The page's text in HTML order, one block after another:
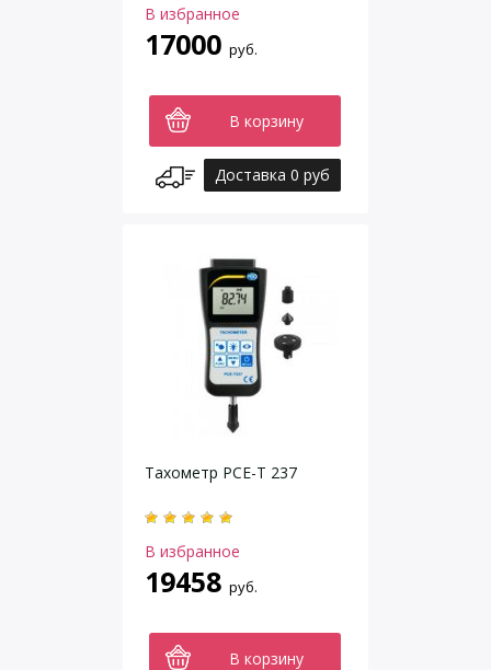
В избранное
17000 руб.
В корзину
Доставка 0 руб
Тахометр PCE-T 237
В избранное
19458 руб.
В корзину